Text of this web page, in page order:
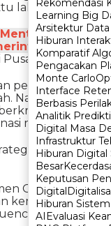
Rekomendasi
Learning Big
Arsitektur
Hiburan
Komparatif
Pengacakan
Monte Carlo
Interface
Berbasis
Analitik
Digital Masa
Infrastruktur
Hiburan Digital
Besar
Keputusan
Digital
Hiburan
AIEvaluasi
Rekomendasi
Learning Big
Arsitektur
Hiburan
Komparatif
Pengacakan
Monte Carlo
Interface
Berbasis
Analitik
Digital Masa
Infrastruktur
Hiburan Digital
Besar
Keputusan
Digital
Hiburan
AIEvaluasi
lalu.
Menteri ATR/BPN
untuk
Pusat dan Daerah
perlu dijaga
Namun, daerah
asalkan
melalui
dengan
Ossy,
kemitraan aktif
baik di